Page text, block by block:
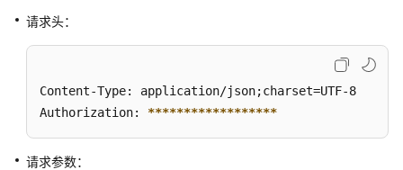
检
系
维
请求头：
Content-Type: application/json;charset=UTF-8
Authorization: ******************
请求参数：